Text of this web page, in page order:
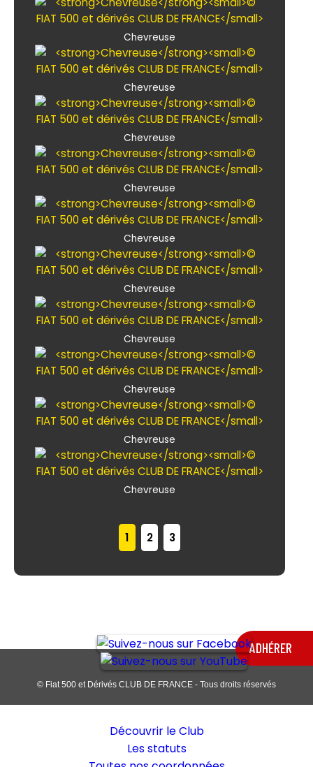
Chevreuse
Chevreuse
Chevreuse
Chevreuse
Chevreuse
Chevreuse
Chevreuse
Chevreuse
Chevreuse
Chevreuse
1 2 3
ADHÉRER
© Fiat 500 et Dérivés CLUB DE FRANCE - Tous droits réservés
Découvrir le Club
Les statuts